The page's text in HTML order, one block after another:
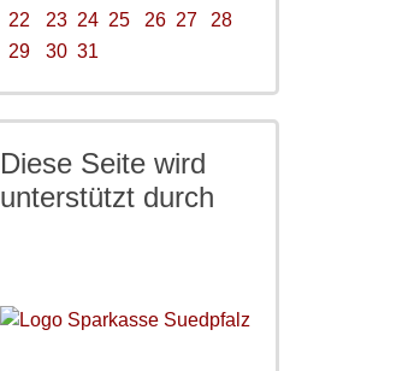
22
23 24 25 26 27
28
29
30 31
Diese Seite wird
unterstützt durch